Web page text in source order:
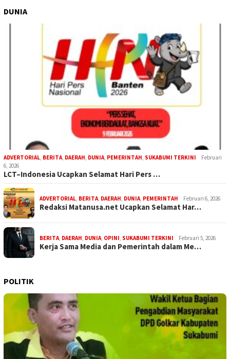
DUNIA
ADVERTORIAL, BERITA, DAERAH, DUNIA, PEMERINTAH, SUKABUMI TERKINI
Februari
6, 2026
LCT–Indonesia Ucapkan Selamat Hari Pers …
ADVERTORIAL, BERITA, DAERAH, DUNIA, PEMERINTAH Februari 6, 2026
Redaksi Matanusa.net Ucapkan Selamat Har…
BERITA, DAERAH, DUNIA, OPINI, SUKABUMI TERKINI Februari 5, 2026
Kerja Sama Media dan Pemerintah dalam Me…
POLITIK